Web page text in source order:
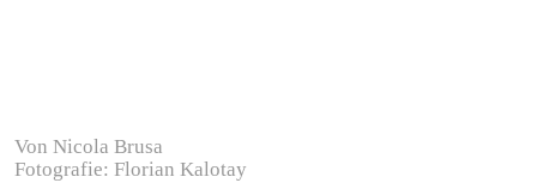
Von Nicola Brusa
Fotografie: Florian Kalotay